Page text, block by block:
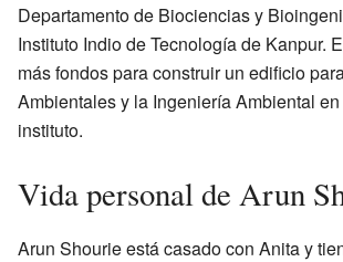
Departamento de Biociencias y
Instituto Indio de Tecnología de Kanpur.
más fondos para construir un edificio
Ambientales y la Ingeniería Ambiental
instituto.
Vida personal de Arun
Arun Shourie está casado con Anita y